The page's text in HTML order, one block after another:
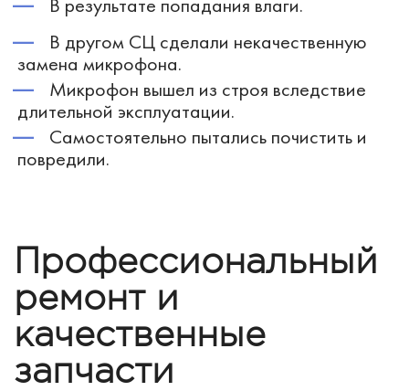
В результате попадания влаги.
В другом СЦ сделали некачественную
замена микрофона.
Микрофон вышел из строя вследствие
длительной эксплуатации.
Самостоятельно пытались почистить и
повредили.
Профессиональный
ремонт и
качественные
запчасти